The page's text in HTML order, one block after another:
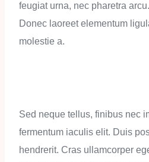
feugiat urna, nec pharetra
Donec laoreet elementum
molestie a.
Sed neque tellus, finibus nec
fermentum iaculis elit. Duis
hendrerit. Cras ullamcorper